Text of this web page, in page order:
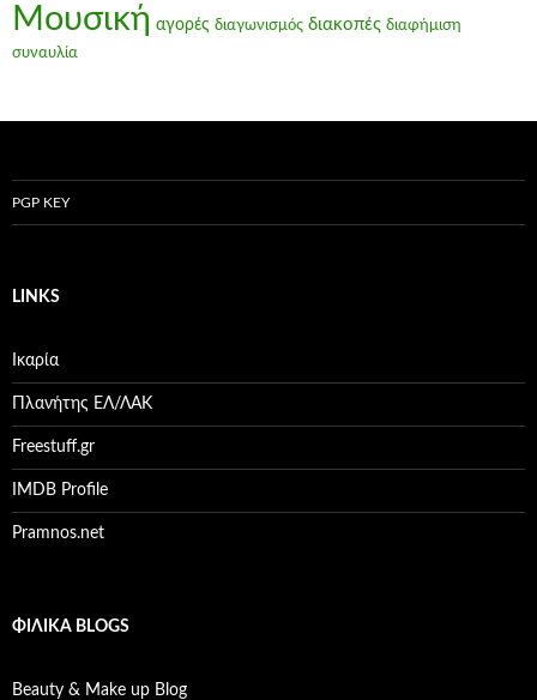
Μουσική αγορές διαγωνισμός διακοπές διαφήμιση
συναυλία
PGP KEY
LINKS
Ικαρία
Πλανήτης ΕΛ/ΛΑΚ
Freestuff.gr
IMDB Profile
Pramnos.net
ΦΙΛΙΚΆ BLOGS
Beauty & Make up Blog